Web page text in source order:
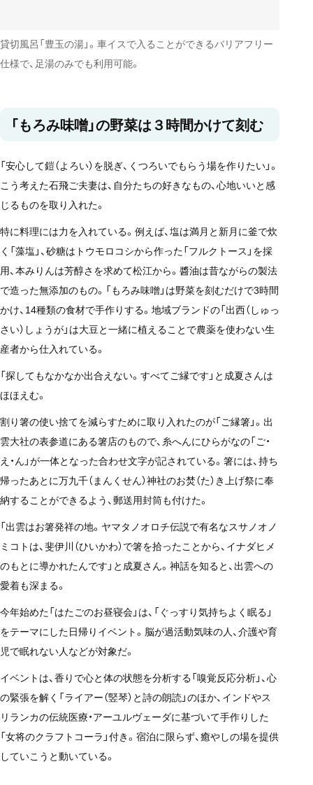
貸切風呂「豊玉の湯」。車イスで入ることができるバリアフリー
仕様で、足湯のみでも利用可能。
「もろみ味噌」の野菜は３時間かけて刻む
「安心して鎧（よろい）を脱ぎ、くつろいでもらう場を作りたい」。
こう考えた石飛ご夫妻は、自分たちの好きなもの、心地いいと感
じるものを取り入れた。
特に料理には力を入れている。例えば、塩は満月と新月に釜で炊
く「藻塩」、砂糖はトウモロコシから作った「フルクトース」を採
用、本みりんは芳醇さを求めて松江から。醬油は昔ながらの製法
で造った無添加のもの。「もろみ味噌」は野菜を刻むだけで3時間
かけ、14種類の食材で手作りする。地域ブランドの「出西（しゅっ
さい）しょうが」は大豆と一緒に植えることで農薬を使わない生
産者から仕入れている。
「探してもなかなか出合えない。すべてご縁です」と成夏さんは
ほほえむ。
割り箸の使い捨てを減らすために取り入れたのが「ご縁箸」。出
雲大社の表参道にある箸店のもので、糸へんにひらがなの「ご・
え・ん」が一体となった合わせ文字が記されている。箸には、持ち
帰ったあとに万九千（まんくせん）神社のお焚（た）き上げ祭に奉
納することができるよう、郵送用封筒も付けた。
「出雲はお箸発祥の地。ヤマタノオロチ伝説で有名なスサノオノ
ミコトは、斐伊川（ひいかわ）で箸を拾ったことから、イナダヒメ
のもとに導かれたんです」と成夏さん。神話を知ると、出雲への
愛着も深まる。
今年始めた「はたごのお昼寝会」は、「ぐっすり気持ちよく眠る」
をテーマにした日帰りイベント。脳が過活動気味の人、介護や育
児で眠れない人などが対象だ。
イベントは、香りで心と体の状態を分析する「嗅覚反応分析」、心
の緊張を解く「ライアー（竪琴）と詩の朗読」のほか、インドやス
リランカの伝統医療・アーユルヴェーダに基づいて手作りした
「女将のクラフトコーラ」付き。宿泊に限らず、癒やしの場を提供
していこうと動いている。